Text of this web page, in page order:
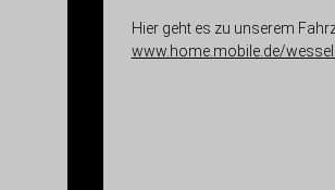
Hier geht es zu unserem
www.home.mobile.de/